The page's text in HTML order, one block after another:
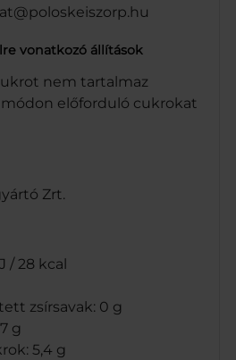
vonatkozó állítások
nem tartalmaz
előforduló cukrokat
Zrt.
/ 28 kcal
zsírsavak: 0 g
g
5,4 g